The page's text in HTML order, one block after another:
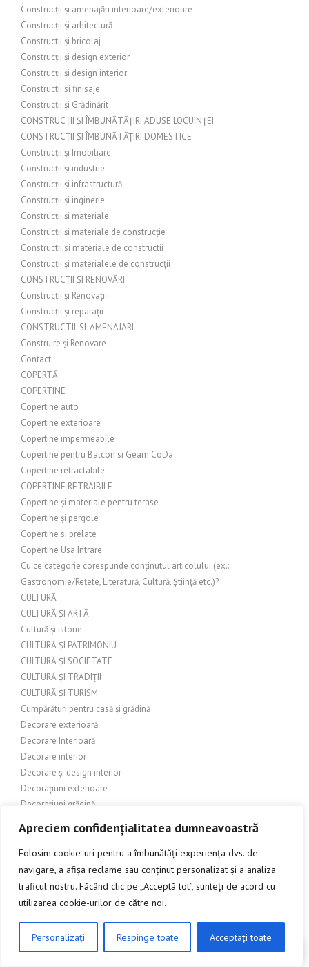
Apreciem confidențialitatea dumneavoastră
Folosim cookie-uri pentru a îmbunătăți experiența dvs. de
navigare, a afișa reclame sau conținut personalizat și a analiza
traficul nostru. Făcând clic pe „Acceptă tot”, sunteți de acord cu
utilizarea cookie-urilor de către noi.
Personalizați Respinge toate Acceptați toate
Construcții și amenajări interioare/exterioare
Construcții și arhitectură
Constructii și bricolaj
Construcții și design exterior
Construcții și design interior
Constructii si finisaje
Construcții și Grădinărit
CONSTRUCȚII ȘI ÎMBUNĂTĂȚIRI ADUSE LOCUINȚEI
CONSTRUCȚII ȘI ÎMBUNĂTĂȚIRI DOMESTICE
Construcții și Imobiliare
Construcții și industrie
Construcții și infrastructură
Construcții și inginerie
Construcții și materiale
Construcții și materiale de construcție
Constructii si materiale de constructii
Construcții și materialele de construcții
CONSTRUCȚII ȘI RENOVĂRI
Construcții și Renovații
Construcții și reparații
CONSTRUCTII_SI_AMENAJARI
Construire și Renovare
Contact
COPERTĂ
COPERTINE
Copertine auto
Copertine exterioare
Copertine impermeabile
Copertine pentru Balcon si Geam CoDa
Copertine retractabile
COPERTINE RETRAIBILE
Copertine și materiale pentru terase
Copertine și pergole
Copertine si prelate
Copertine Usa Intrare
Cu ce categorie corespunde conținutul articolului (ex.:
Gastronomie/Rețete, Literatură, Cultură, Știință etc.)?
CULTURĂ
CULTURĂ ȘI ARTĂ
Cultură și istorie
CULTURĂ ȘI PATRIMONIU
CULTURĂ ȘI SOCIETATE
CULTURĂ ȘI TRADIȚII
CULTURĂ ȘI TURISM
Cumpărături pentru casă și grădină
Decorare exterioară
Decorare Interioară
Decorare interior
Decorare și design interior
Decorațiuni exterioare
Decorațiuni grădină
Decorațiuni interioare și exterioare
DECORATIUNI PENTRU EXTERIOR
Depozitare
Depozite
DEPOZITE ȘI MAGAZINE ONLINE
DESIGN DE COPERTĂ
CLICK AICI PENTRU A DISCUTA